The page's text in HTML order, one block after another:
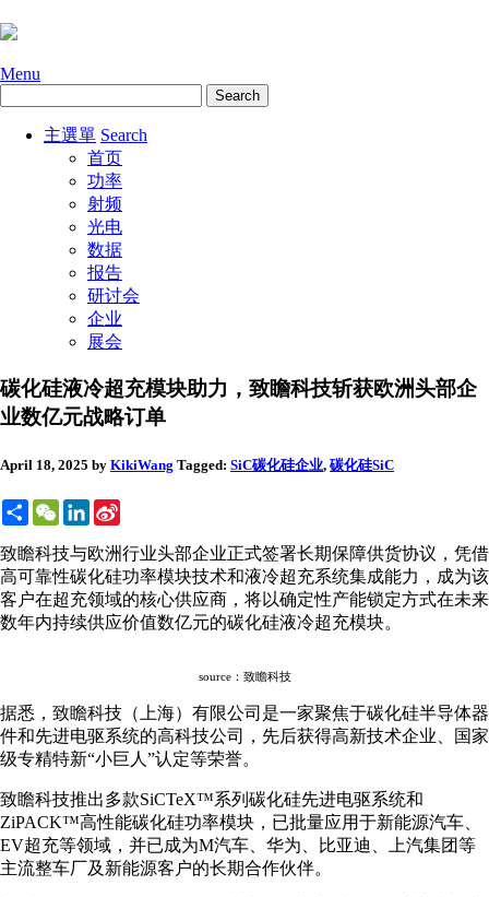
Menu
主選單 Search
首页
功率
射频
光电
数据
报告
研讨会
企业
展会
碳化硅液冷超充模块助力，致瞻科技斩获欧洲头部企
业数亿元战略订单
April 18, 2025 by KikiWang Tagged: SiC碳化硅企业, 碳化硅SiC
ShareWeChatLinkedIn
致瞻科技与欧洲行业头部企业正式签署长期保障供货协议，凭借
高可靠性碳化硅功率模块技术和液冷超充系统集成能力，成为该
客户在超充领域的核心供应商，将以确定性产能锁定方式在未来
数年内持续供应价值数亿元的碳化硅液冷超充模块。
source：致瞻科技
据悉，致瞻科技（上海）有限公司是一家聚焦于碳化硅半导体器
件和先进电驱系统的高科技公司，先后获得高新技术企业、国家
级专精特新“小巨人”认定等荣誉。
致瞻科技推出多款SiCTeX™系列碳化硅先进电驱系统和
ZiPACK™高性能碳化硅功率模块，已批量应用于新能源汽车、
EV超充等领域，并已成为M汽车、华为、比亚迪、上汽集团等
主流整车厂及新能源客户的长期合作伙伴。